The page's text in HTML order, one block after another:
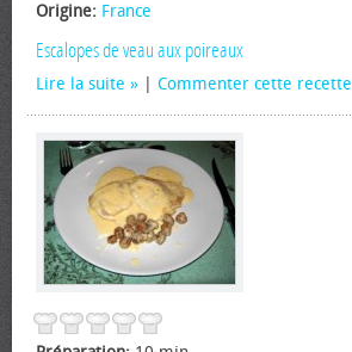
Origine: France
Escalopes de veau aux poireaux
Lire la suite Commenter cette recette